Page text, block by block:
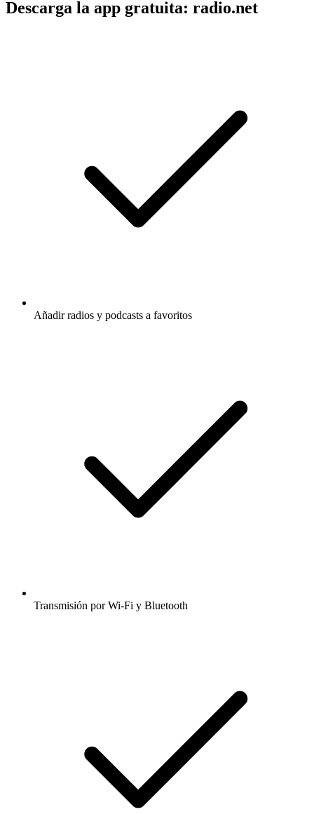
Descarga la app gratuita: radio.net
Añadir radios y podcasts a favoritos
Transmisión por Wi-Fi y Bluetooth